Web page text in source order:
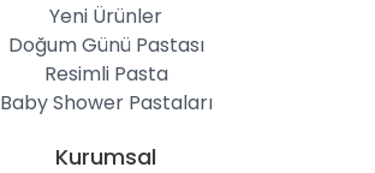
Yeni Ürünler
Doğum Günü Pastası
Resimli Pasta
Baby Shower Pastaları
Kurumsal